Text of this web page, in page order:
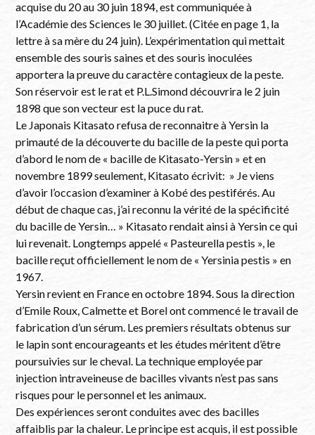
acquise du 20 au 30 juin 1894, est communiquée à
l’Académie des Sciences le 30 juillet. (Citée en page 1, la
lettre à sa mère du 24 juin). L’expérimentation qui mettait
ensemble des souris saines et des souris inoculées
apportera la preuve du caractère contagieux de la peste.
Son réservoir est le rat et P.L.Simond découvrira le 2 juin
1898 que son vecteur est la puce du rat.
Le Japonais Kitasato refusa de reconnaitre à Yersin la
primauté de la découverte du bacille de la peste qui porta
d’abord le nom de « bacille de Kitasato-Yersin » et en
novembre 1899 seulement, Kitasato écrivit: » Je viens
d’avoir l’occasion d’examiner à Kobé des pestiférés. Au
début de chaque cas, j’ai reconnu la vérité de la spécificité
du bacille de Yersin… » Kitasato rendait ainsi à Yersin ce qui
lui revenait. Longtemps appelé « Pasteurella pestis », le
bacille reçut officiellement le nom de « Yersinia pestis » en
1967.
Yersin revient en France en octobre 1894. Sous la direction
d’Emile Roux, Calmette et Borel ont commencé le travail de
fabrication d’un sérum. Les premiers résultats obtenus sur
le lapin sont encourageants et les études méritent d’être
poursuivies sur le cheval. La technique employée par
injection intraveineuse de bacilles vivants n’est pas sans
risques pour le personnel et les animaux.
Des expériences seront conduites avec des bacilles
affaiblis par la chaleur. Le principe est acquis, il est possible